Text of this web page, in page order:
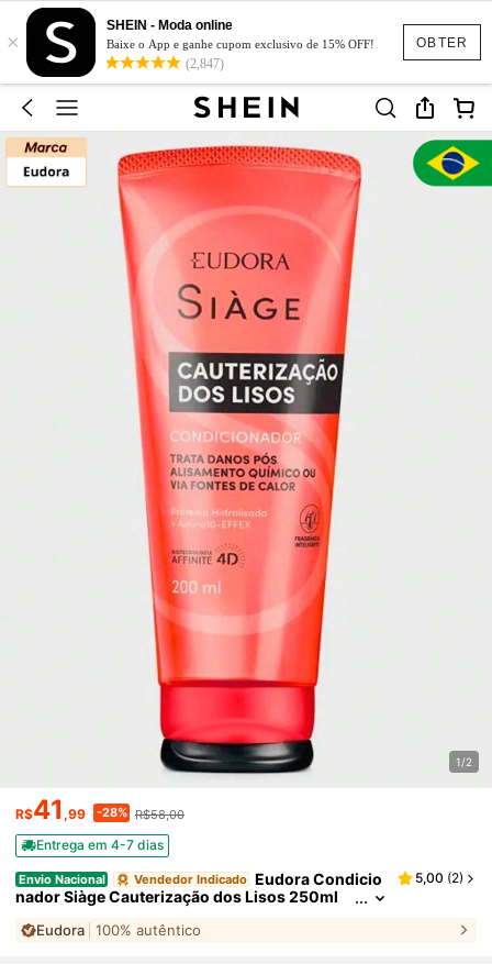
OBTER
×
SHEIN - Moda online
Baixe o App e ganhe cupom exclusivo de 15% OFF!
(2,847)
1/2
R$41 ,99 -28% R$58,00
Entrega em 4-7 dias
Envio Nacional Vendedor Indicado Eudora Condicio
nador Siàge Cauterização dos Lisos 250ml
5,00 (2)
Eudora 100% autêntico